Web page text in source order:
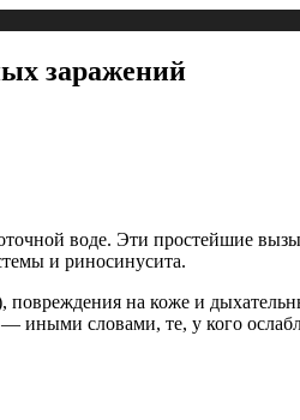
заражений
воде. Эти простейшие
и риносинусита.
на коже и
иными словами, те, у кого